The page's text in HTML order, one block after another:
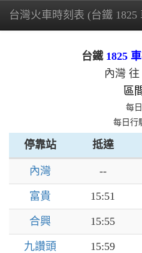
台灣火車時刻表 (台鐵 1825
台鐵1825
內灣
區
每日
每日行
停靠站 抵達
內灣 --
富貴 15:51
合興 15:55
九讚頭 15:59